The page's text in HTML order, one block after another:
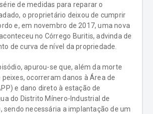
de medidas para reparar o
o proprietário deixou de cumprir
e, em novembro de 2017, uma nova
no Córrego Buritis, advinda de
de curva de nível da propriedade.
apurou-se que, além da morte
ocorreram danos à Área de
e dano direto à estação de
do Distrito Mínero-Industrial de
sendo necessária a implantação de um